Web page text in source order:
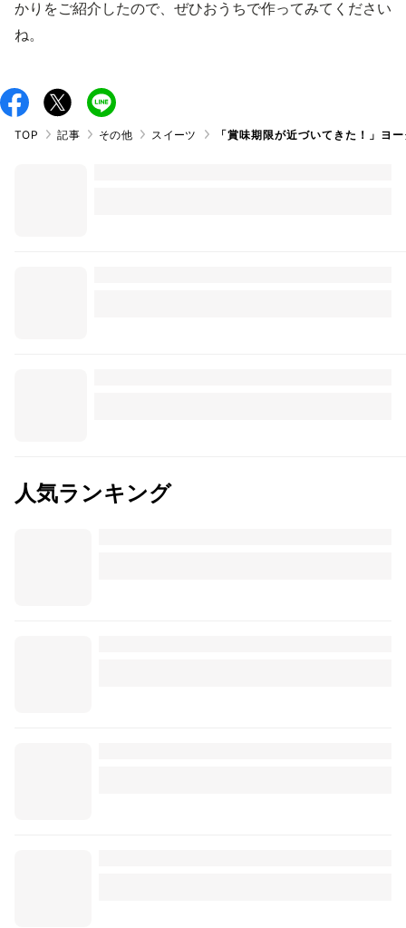
かりをご紹介したので、ぜひおうちで作ってみてください
ね。
TOP 記事 その他 スイーツ 「賞味期限が近づいてきた！」ヨ
人気ランキング